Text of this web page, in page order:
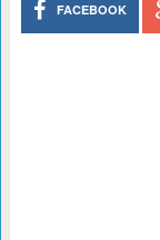
FACEBOOK